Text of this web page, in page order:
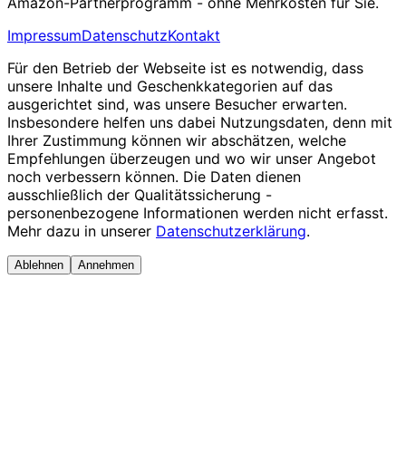
ImpressumDatenschutzKontakt
Für den Betrieb der Webseite ist es notwendig, dass
unsere Inhalte und Geschenkkategorien auf das
ausgerichtet sind, was unsere Besucher erwarten.
Insbesondere helfen uns dabei Nutzungsdaten, denn mit
Ihrer Zustimmung können wir abschätzen, welche
Empfehlungen überzeugen und wo wir unser Angebot
noch verbessern können. Die Daten dienen
ausschließlich der Qualitätssicherung -
personenbezogene Informationen werden nicht erfasst.
Mehr dazu in unserer Datenschutzerklärung.
Ablehnen Annehmen